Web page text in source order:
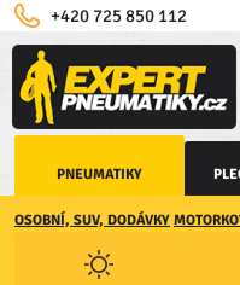
PNEUMATIKY
+420 725 850 112
OSOBNÍ, SUV, DODÁVKY